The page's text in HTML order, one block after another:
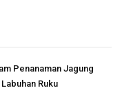
Penanaman Jagung
Ruku